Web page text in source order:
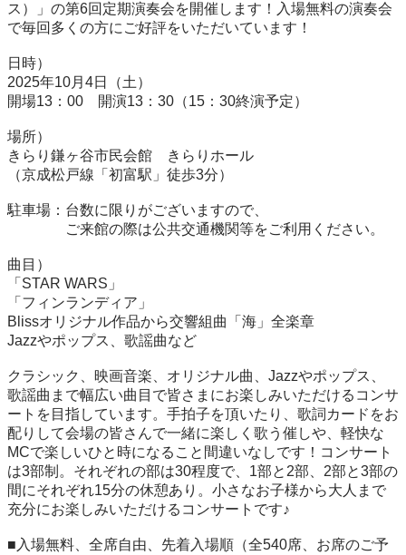
ス）」の第6回定期演奏会を開催します！入場無料の演奏会
で毎回多くの方にご好評をいただいています！
日時）
2025年10月4日（土）
開場13：00　開演13：30（15：30終演予定）
場所）
きらり鎌ヶ谷市民会館　きらりホール
（京成松戸線「初富駅」徒歩3分）
駐車場：台数に限りがございますので、
ご来館の際は公共交通機関等をご利用ください。
曲目）
「STAR WARS」
「フィンランディア」
Blissオリジナル作品から交響組曲「海」全楽章
Jazzやポップス、歌謡曲など
クラシック、映画音楽、オリジナル曲、Jazzやポップス、
歌謡曲まで幅広い曲目で皆さまにお楽しみいただけるコンサ
ートを目指しています。手拍子を頂いたり、歌詞カードをお
配りして会場の皆さんで一緒に楽しく歌う催しや、軽快な
MCで楽しいひと時になること間違いなしです！コンサート
は3部制。それぞれの部は30程度で、1部と2部、2部と3部の
間にそれぞれ15分の休憩あり。小さなお子様から大人まで
充分にお楽しみいただけるコンサートです♪
■入場無料、全席自由、先着入場順（全540席、お席のご予